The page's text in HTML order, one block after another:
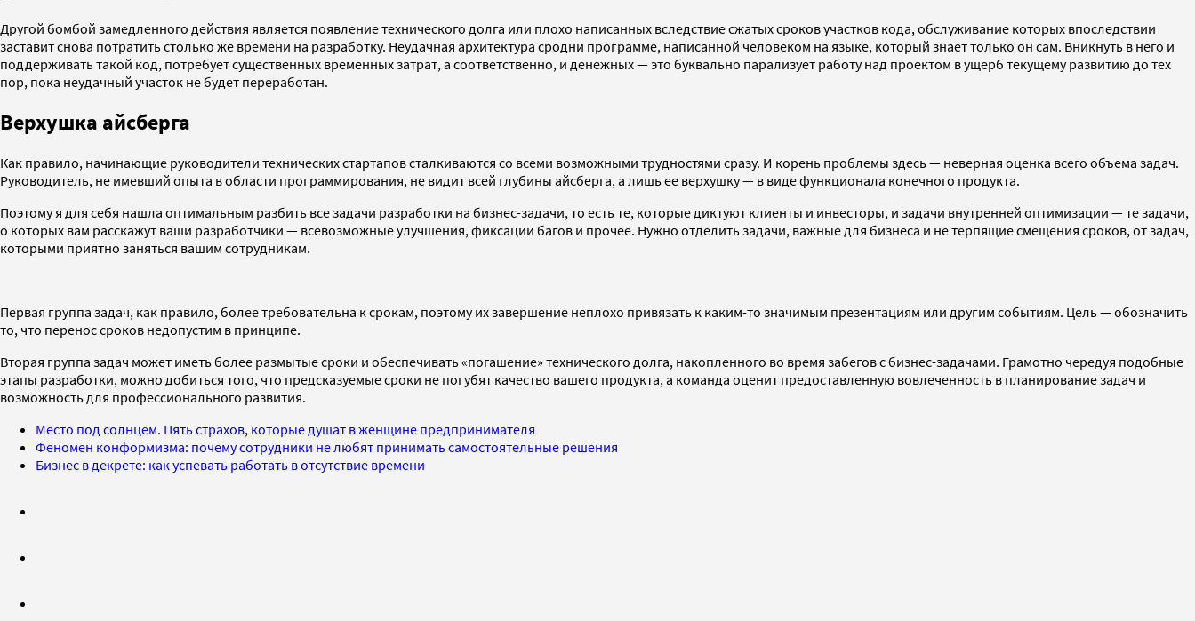
Другой бомбой замедленного действия является появление технического долга или плохо написанных вследствие сжатых сроков участков кода, обслуживание которых впоследствии
заставит снова потратить столько же времени на разработку. Неудачная архитектура сродни программе, написанной человеком на языке, который знает только он сам. Вникнуть в него и
поддерживать такой код, потребует существенных временных затрат, а соответственно, и денежных — это буквально парализует работу над проектом в ущерб текущему развитию до тех
пор, пока неудачный участок не будет переработан.
Верхушка айсберга
Как правило, начинающие руководители технических стартапов сталкиваются со всеми возможными трудностями сразу. И корень проблемы здесь — неверная оценка всего объема задач.
Руководитель, не имевший опыта в области программирования, не видит всей глубины айсберга, а лишь ее верхушку — в виде функционала конечного продукта.
Поэтому я для себя нашла оптимальным разбить все задачи разработки на бизнес-задачи, то есть те, которые диктуют клиенты и инвесторы, и задачи внутренней оптимизации — те задачи,
о которых вам расскажут ваши разработчики — всевозможные улучшения, фиксации багов и прочее. Нужно отделить задачи, важные для бизнеса и не терпящие смещения сроков, от задач,
которыми приятно заняться вашим сотрудникам.
Первая группа задач, как правило, более требовательна к срокам, поэтому их завершение неплохо привязать к каким-то значимым презентациям или другим событиям. Цель — обозначить
то, что перенос сроков недопустим в принципе.
Вторая группа задач может иметь более размытые сроки и обеспечивать «погашение» технического долга, накопленного во время забегов с бизнес-задачами. Грамотно чередуя подобные
этапы разработки, можно добиться того, что предсказуемые сроки не погубят качество вашего продукта, а команда оценит предоставленную вовлеченность в планирование задач и
возможность для профессионального развития.
Место под солнцем. Пять страхов, которые душат в женщине предпринимателя
Феномен конформизма: почему сотрудники не любят принимать самостоятельные решения
Бизнес в декрете: как успевать работать в отсутствие времени